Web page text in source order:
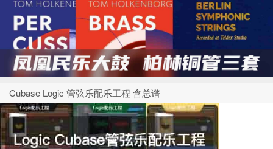
Cubase Logic 管弦乐配乐工程 含总谱